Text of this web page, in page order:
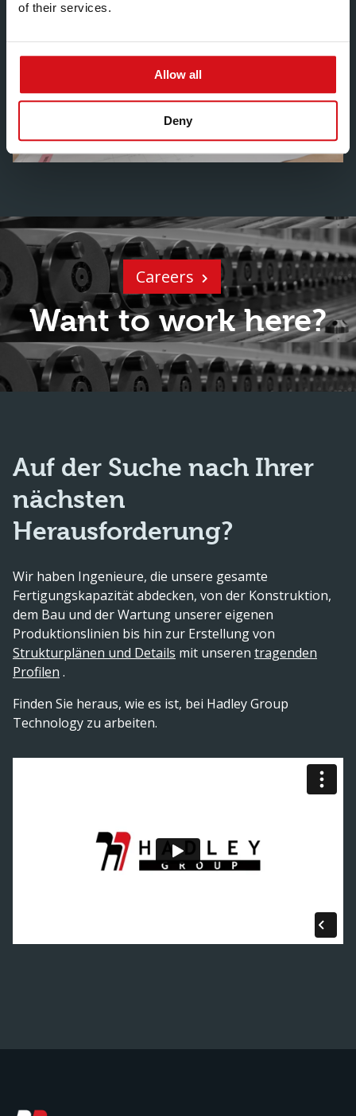
of their services.
Allow all
Deny
Want to work here?
Careers
Auf der Suche nach Ihrer
nächsten
Herausforderung?
Wir haben Ingenieure, die unsere gesamte
Fertigungskapazität abdecken, von der Konstruktion,
dem Bau und der Wartung unserer eigenen
Produktionslinien bis hin zur Erstellung von
Strukturplänen und Details mit unseren tragenden
Profilen .
Finden Sie heraus, wie es ist, bei Hadley Group
Technology zu arbeiten.